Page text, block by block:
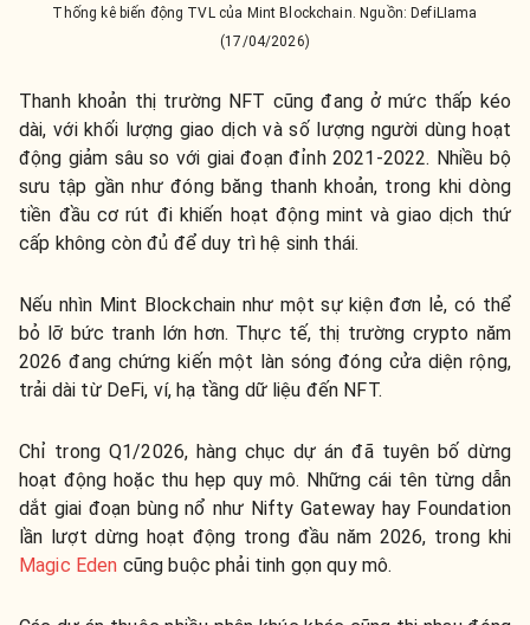
Thống kê biến động TVL của Mint Blockchain. Nguồn: DefiLIama
(17/04/2026)
Thanh khoản thị trường NFT cũng đang ở mức thấp kéo
dài, với khối lượng giao dịch và số lượng người dùng hoạt
động giảm sâu so với giai đoạn đỉnh 2021-2022. Nhiều bộ
sưu tập gần như đóng băng thanh khoản, trong khi dòng
tiền đầu cơ rút đi khiến hoạt động mint và giao dịch thứ
cấp không còn đủ để duy trì hệ sinh thái.
Nếu nhìn Mint Blockchain như một sự kiện đơn lẻ, có thể
bỏ lỡ bức tranh lớn hơn. Thực tế, thị trường crypto năm
2026 đang chứng kiến một làn sóng đóng cửa diện rộng,
trải dài từ DeFi, ví, hạ tầng dữ liệu đến NFT.
Chỉ trong Q1/2026, hàng chục dự án đã tuyên bố dừng
hoạt động hoặc thu hẹp quy mô. Những cái tên từng dẫn
dắt giai đoạn bùng nổ như Nifty Gateway hay Foundation
lần lượt dừng hoạt động trong đầu năm 2026, trong khi
Magic Eden cũng buộc phải tinh gọn quy mô.